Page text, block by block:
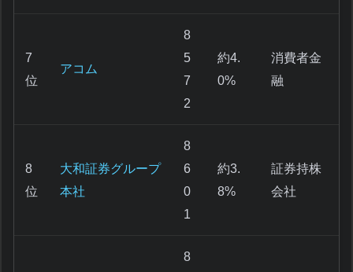
7
位
アコム
8
5
7
2
約4.
0%
消費者金
融
8
位
大和証券グループ
本社
8
6
0
1
約3.
8%
証券持株
会社
8